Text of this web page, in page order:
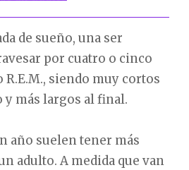
de sueño, una ser
por cuatro o cinco
R.E.M., siendo muy cortos
más largos al final.
año suelen tener más
adulto. A medida que van